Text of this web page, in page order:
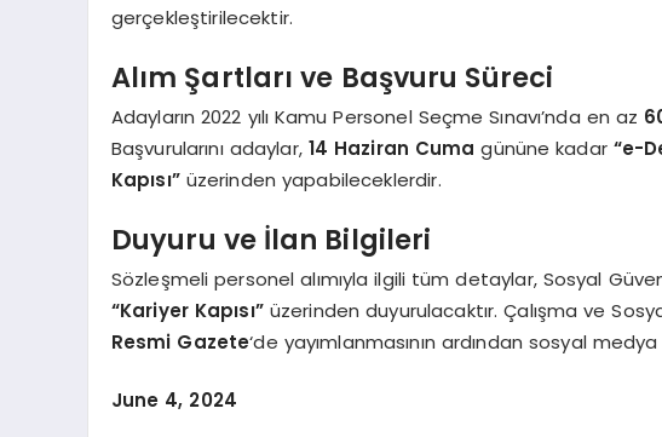
gerçekleştirilecektir.
Alım Şartları ve Başvuru Süreci
Adayların 2022 yılı Kamu Personel Seçme Sınavı’nda en az
Başvurularını adaylar, 14 Haziran Cuma gününe kadar “e-
Kapısı”üzerinden yapabileceklerdir.
Duyuru ve İlan Bilgileri
Sözleşmeli personel alımıyla ilgili tüm detaylar, Sosyal
“Kariyer Kapısı”üzerinden duyurulacaktır. Çalışma ve
Resmi Gazete‘de yayımlanmasının ardından sosyal
June 4, 2024